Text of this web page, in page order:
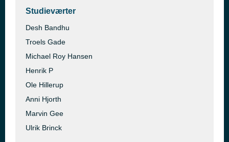
Studieværter
Desh Bandhu
Troels Gade
Michael Roy Hansen
Henrik P
Ole Hillerup
Anni Hjorth
Marvin Gee
Ulrik Brinck